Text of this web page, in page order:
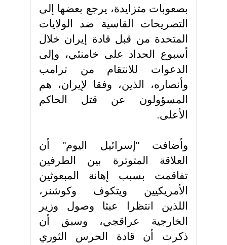
بصعوبات متزايدة، يرجع بعضها إلى
التصريحات القاسية ضد الولايات
المتحدة من قبل قادة إيران خلال
أسبوع الحداد على خامنئي، وإلى
الدعوات للانتقام من ترامب
وأنصاره، الذين، وفقا لإيران، هم
المسؤولون عن قتل الحاكم
الأعلى.
وأضافت "إسرائيل اليوم" أن
العلاقة المتوترة بين الطرفين
تفاقمت بسبب إهانة المبعوثين
الأمريكيين ويتكوف وكوشنر،
اللذين انتظرا عبثا وصول وزير
الخارجية عراقجي، وسبق أن
ذكرت أن قادة الحرس الثوري